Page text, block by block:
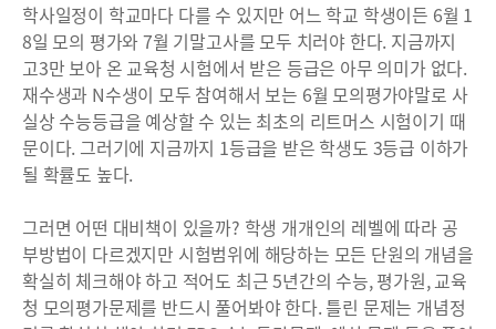
학사일정이 학교마다 다를 수 있지만 어느 학교 학생이든 6월 1
8일 모의 평가와 7월 기말고사를 모두 치러야 한다. 지금까지
고3만 보아 온 교육청 시험에서 받은 등급은 아무 의미가 없다.
재수생과 N수생이 모두 참여해서 보는 6월 모의평가야말로 사
실상 수능등급을 예상할 수 있는 최초의 리트머스 시험이기 때
문이다. 그러기에 지금까지 1등급을 받은 학생도 3등급 이하가
될 확률도 높다.
그러면 어떤 대비책이 있을까? 학생 개개인의 레벨에 따라 공
부방법이 다르겠지만 시험범위에 해당하는 모든 단원의 개념을
확실히 체크해야 하고 적어도 최근 5년간의 수능, 평가원, 교육
청 모의평가문제를 반드시 풀어봐야 한다. 틀린 문제는 개념정